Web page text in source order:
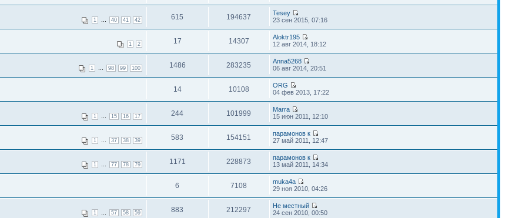
1 40 41 42 615 194637
Tesey
23 сен 2015, 07:16
1 2 17 14307
Aloktr195
12 авг 2014, 18:12
1 98 99 100 1486 283235
Anna5268
06 авг 2014, 20:51
14 10108
ORG
04 фев 2013, 17:22
1 15 16 17 244 101999
Marra
15 июн 2011, 12:10
1 37 38 39 583 154151
парамонов к
27 май 2011, 12:47
1 77 78 79 1171 228873
парамонов к
13 май 2011, 14:34
6 7108
muka4a
29 ноя 2010, 04:26
1 57 58 59 883 212297
Не местный
24 сен 2010, 00:50